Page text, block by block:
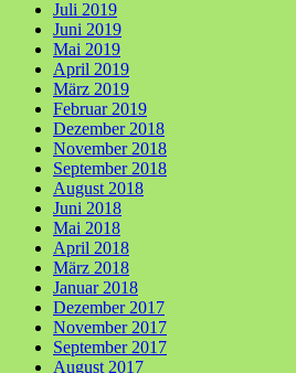
Juli 2019
Juni 2019
Mai 2019
April 2019
März 2019
Februar 2019
Dezember 2018
November 2018
September 2018
August 2018
Juni 2018
Mai 2018
April 2018
März 2018
Januar 2018
Dezember 2017
November 2017
September 2017
August 2017